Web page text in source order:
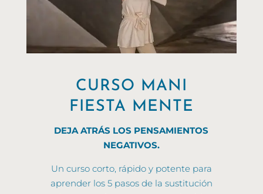
CURSO MANI
FIESTA MENTE
DEJA ATRÁS LOS PENSAMIENTOS
NEGATIVOS.
Un curso corto, rápido y potente para
aprender los 5 pasos de la sustitución